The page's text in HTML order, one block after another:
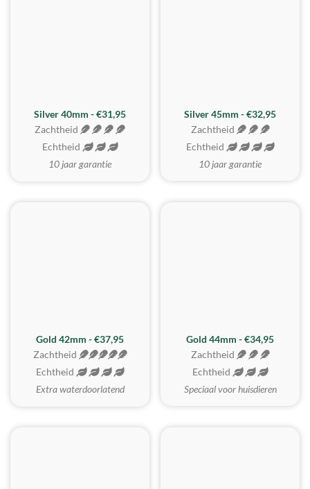
Silver 40mm - €31,95
Zachtheid
Echtheid
10 jaar garantie
MEEST GEKOZEN
Silver 45mm - €32,95
Zachtheid
Echtheid
10 jaar garantie
ZACHTSTE
Gold 42mm - €37,95
Zachtheid
Echtheid
Extra waterdoorlatend
Gold 44mm - €34,95
Zachtheid
Echtheid
Speciaal voor huisdieren